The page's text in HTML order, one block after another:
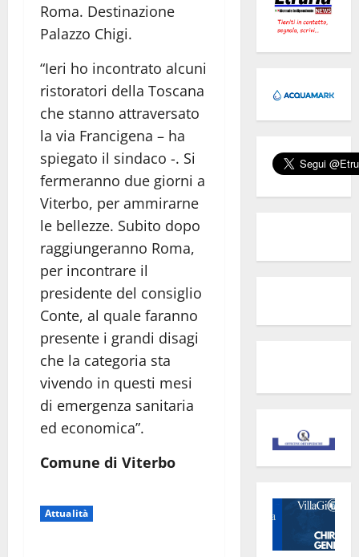
Roma. Destinazione
Palazzo Chigi.
“Ieri ho incontrato alcuni
ristoratori della Toscana
che stanno attraversato
la via Francigena – ha
spiegato il sindaco -. Si
fermeranno due giorni a
Viterbo, per ammirarne
le bellezze. Subito dopo
raggiungeranno Roma,
per incontrare il
presidente del consiglio
Conte, al quale faranno
presente i grandi disagi
che la categoria sta
vivendo in questi mesi
di emergenza sanitaria
ed economica”.
Comune di Viterbo
Attualità